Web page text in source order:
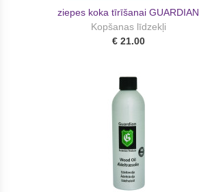
ziepes koka tīrīšanai GUARDIAN
Kopšanas līdzekļi
€ 21.00